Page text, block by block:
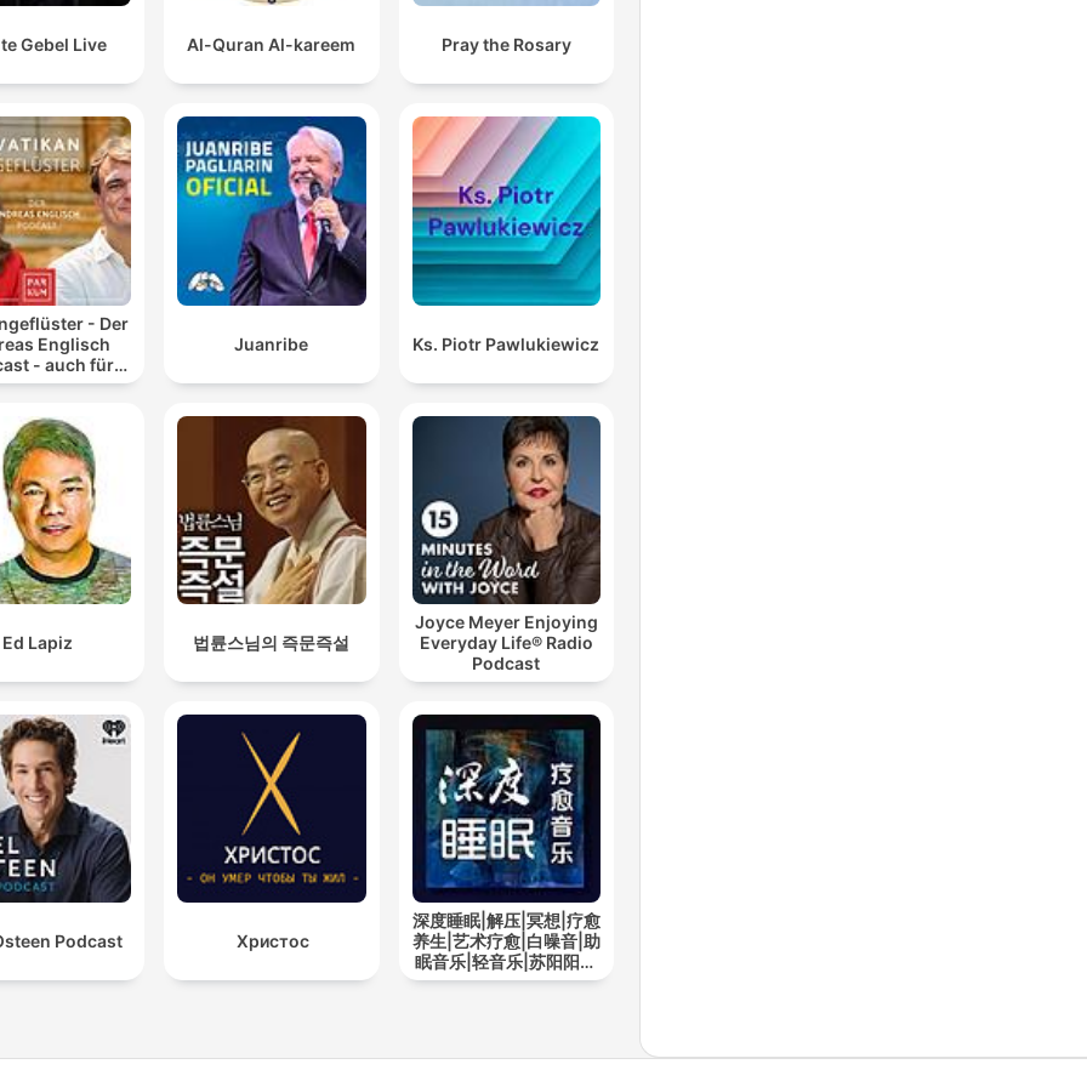
Gebel Live Al-Quran Al-kareem Pray the Rosary
- Der
Englisch
- auch für
Juanribe Ks. Piotr Pawlukiewicz
Ed Lapiz 법륜스님의 즉문즉설
Joyce Meyer Enjoying
Everyday Life® Radio
Podcast
Podcast Христос
深度睡眠|解压|冥想|疗愈
养生|艺术疗愈|白噪音|助
眠音乐|轻音乐|苏阳阳频
道